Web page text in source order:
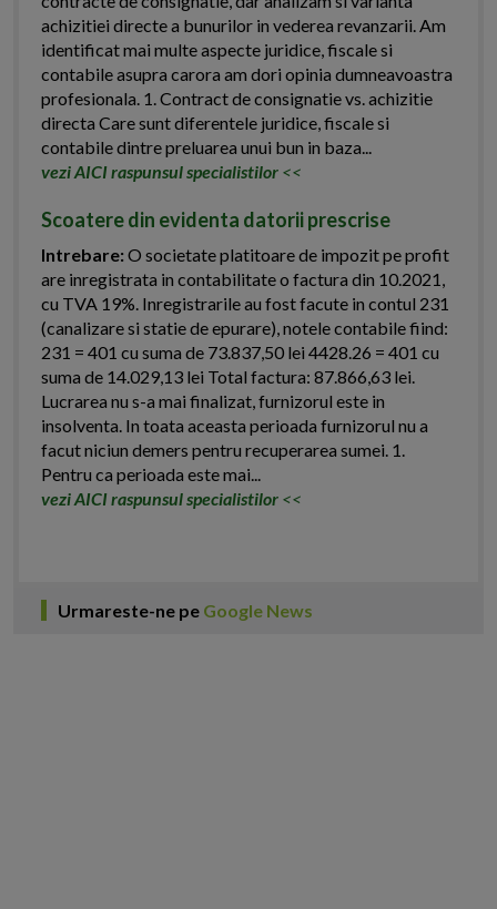
achizitiei directe a bunurilor in vederea revanzarii. Am
identificat mai multe aspecte juridice, fiscale si
contabile asupra carora am dori opinia dumneavoastra
profesionala. 1. Contract de consignatie vs. achizitie
directa Care sunt diferentele juridice, fiscale si
contabile dintre preluarea unui bun in baza...
vezi AICI raspunsul specialistilor <<
Scoatere din evidenta datorii prescrise
Intrebare:O societate platitoare de impozit pe profit
are inregistrata in contabilitate o factura din 10.2021,
cu TVA 19%. Inregistrarile au fost facute in contul 231
(canalizare si statie de epurare), notele contabile fiind:
231 = 401 cu suma de 73.837,50 lei 4428.26 = 401 cu
suma de 14.029,13 lei Total factura: 87.866,63 lei.
Lucrarea nu s-a mai finalizat, furnizorul este in
insolventa. In toata aceasta perioada furnizorul nu a
facut niciun demers pentru recuperarea sumei. 1.
Pentru ca perioada este mai...
vezi AICI raspunsul specialistilor <<
Urmareste-ne pe Google News